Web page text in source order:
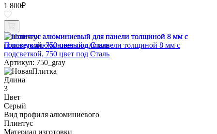
1 800₽
В наличии
Плинтус алюминиевый для панели толщиной 8 мм с
подсветкой, 750 цвет под Сталь
Артикул: 750_gray
Длина
3
Цвет
Серый
Вид профиля алюминиевого
Плинтус
Материал изготовки